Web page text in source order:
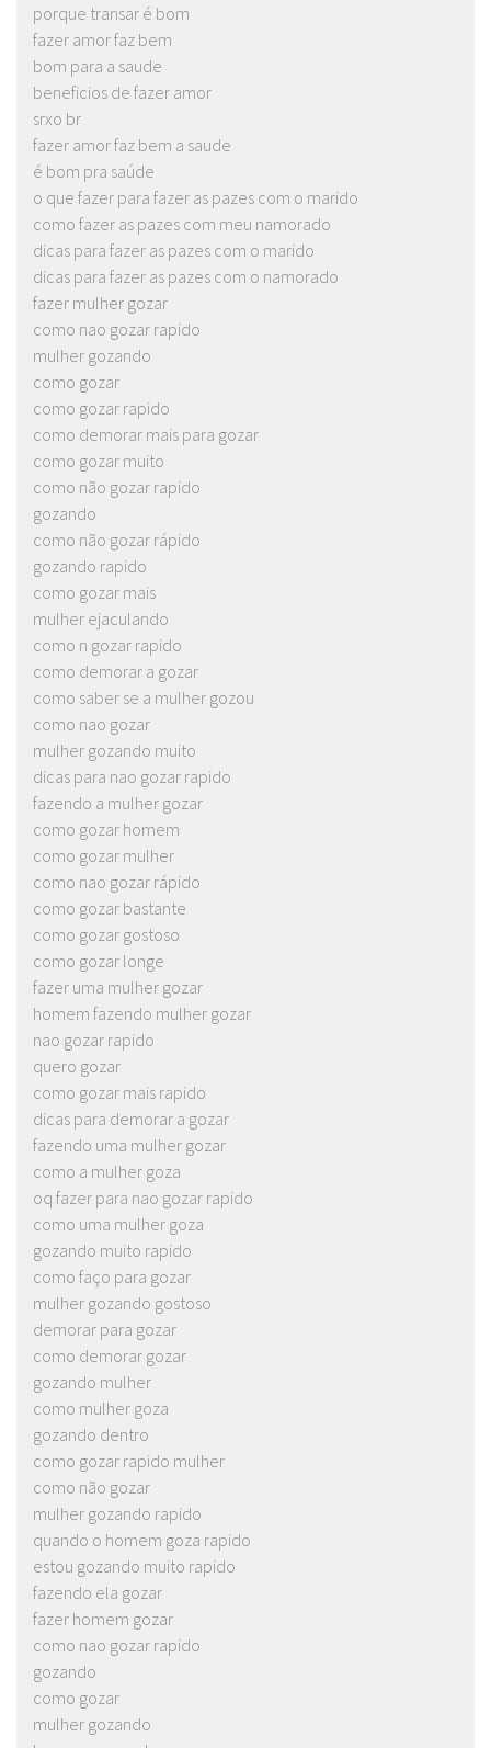
porque transar é bom
fazer amor faz bem
bom para a saude
beneficios de fazer amor
srxo br
fazer amor faz bem a saude
é bom pra saúde
o que fazer para fazer as pazes com o marido
como fazer as pazes com meu namorado
dicas para fazer as pazes com o marido
dicas para fazer as pazes com o namorado
fazer mulher gozar
como nao gozar rapido
mulher gozando
como gozar
como gozar rapido
como demorar mais para gozar
como gozar muito
como não gozar rapido
gozando
como não gozar rápido
gozando rapido
como gozar mais
mulher ejaculando
como n gozar rapido
como demorar a gozar
como saber se a mulher gozou
como nao gozar
mulher gozando muito
dicas para nao gozar rapido
fazendo a mulher gozar
como gozar homem
como gozar mulher
como nao gozar rápido
como gozar bastante
como gozar gostoso
como gozar longe
fazer uma mulher gozar
homem fazendo mulher gozar
nao gozar rapido
quero gozar
como gozar mais rapido
dicas para demorar a gozar
fazendo uma mulher gozar
como a mulher goza
oq fazer para nao gozar rapido
como uma mulher goza
gozando muito rapido
como faço para gozar
mulher gozando gostoso
demorar para gozar
como demorar gozar
gozando mulher
como mulher goza
gozando dentro
como gozar rapido mulher
como não gozar
mulher gozando rapido
quando o homem goza rapido
estou gozando muito rapido
fazendo ela gozar
fazer homem gozar
como nao gozar rapido
gozando
como gozar
mulher gozando